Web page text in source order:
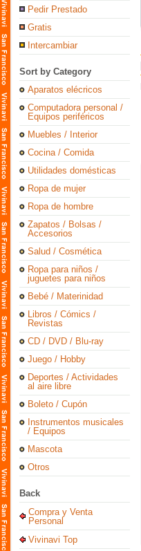
Pedir Prestado
Gratis
Intercambiar
Sort by Category
Aparatos elécricos
Computadora personal /
Equipos periféricos
Muebles / Interior
Cocina / Comida
Utilidades domésticas
Ropa de mujer
Ropa de hombre
Zapatos / Bolsas /
Accesorios
Salud / Cosmética
Ropa para niños /
juguetes para niños
Bebé / Materinidad
Libros / Cómics /
Revistas
CD / DVD / Blu-ray
Juego / Hobby
Deportes / Actividades
al aire libre
Boleto / Cupón
Instrumentos musicales
/ Equipos
Mascota
Otros
Back
Compra y Venta
Personal
Vivinavi Top